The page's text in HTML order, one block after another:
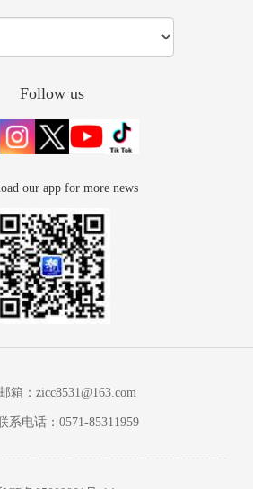
Follow us
our app for more news
邮箱：zicc8531@163.com
系电话： 0571-85311959